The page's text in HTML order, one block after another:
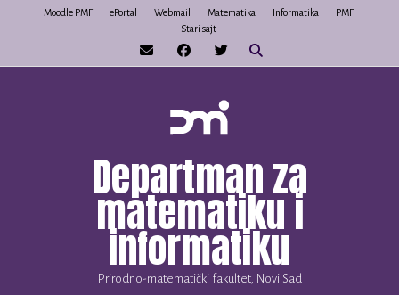
Moodle PMF ePortal Webmail Matematika Informatika
PMF
Stari sajt
Departman za
matematiku i
informatiku
Prirodno-matematički fakultet, Novi Sad